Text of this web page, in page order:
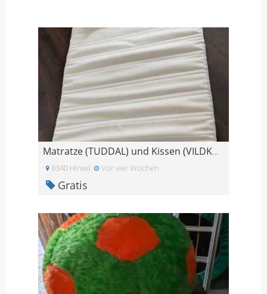
Matratze (TUDDAL) und Kissen (VILDKORN) - gratis a
8340 Hinwil Vor vier Wochen
Gratis